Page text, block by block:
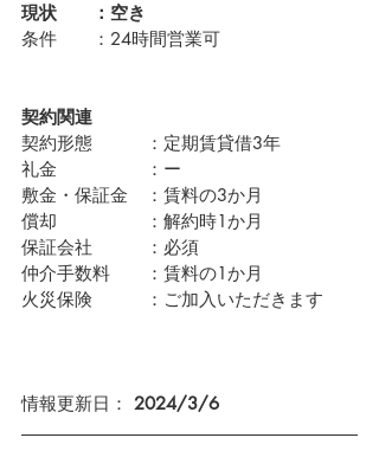
現状　　：空き
条件　　：24時間営業可
契約関連
契約形態　　　：定期賃貸借3年
礼金　　　　　：ー
敷金・保証金　：賃料の3か月
償却　　　　　：解約時1か月
保証会社　　　：必須
仲介手数料　　：賃料の1か月
火災保険　　　：ご加入いただきます
情報更新日： 2024/3/6